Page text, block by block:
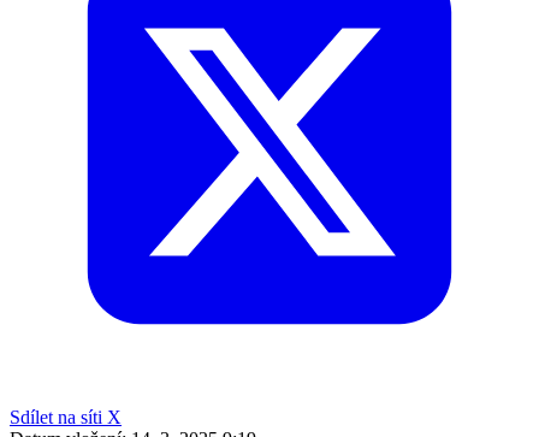
Sdílet na síti X